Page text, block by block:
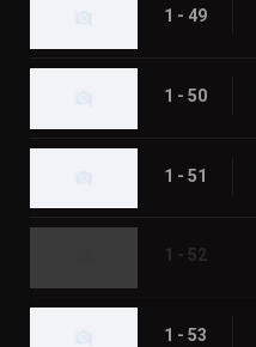
1 - 49
1 - 50
1 - 51
1 - 52
1 - 53